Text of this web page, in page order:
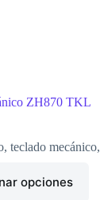
ZH870 TKL
, teclado mecánico,
opciones